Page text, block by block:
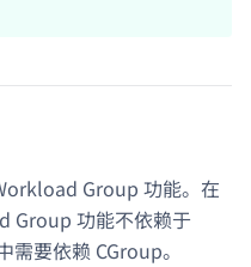
Group 功能。在
Group 功能不依赖于
要依赖 CGroup。